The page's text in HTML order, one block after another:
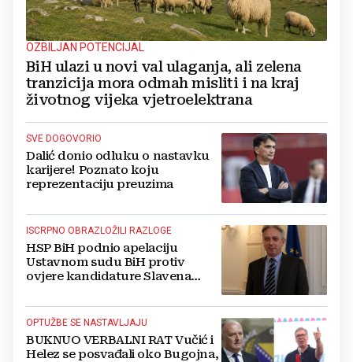
OZBILJAN POTENCIJAL
BiH ulazi u novi val ulaganja, ali zelena
tranzicija mora odmah misliti i na kraj
životnog vijeka vjetroelektrana
SVE DOGOVORIO
Dalić donio odluku o nastavku
karijere! Poznato koju
reprezentaciju preuzima
ISCRPNO OBRAZLOŽILI RAZLOGE
HSP BiH podnio apelaciju
Ustavnom sudu BiH protiv
ovjere kandidature Slavena
OPTUŽBE SE NASTAVLJAJU
BUKNUO VERBALNI RAT Vučić i
Helez se posvađali oko Bugojna,